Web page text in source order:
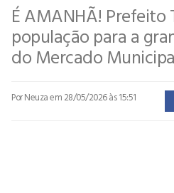
É AMANHÃ!
população para a
do Mercado
Por Neuzaem 28/05/2026 às 15:51